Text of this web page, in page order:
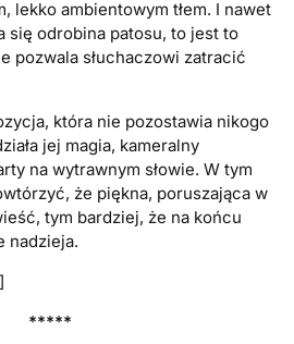
lekko ambientowym tłem. I nawet
się odrobina patosu, to jest to
pozwala słuchaczowi zatracić
która nie pozostawia nikogo
jej magia, kameralny
na wytrawnym słowie. W tym
że piękna, poruszająca w
tym bardziej, że na końcu
nadzieja.
*****